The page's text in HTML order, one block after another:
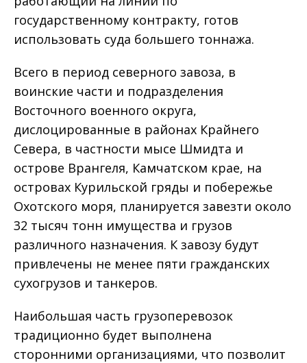
государственному контракту, готов
использовать суда большего тоннажа.
Всего в период северного завоза, в
воинские части и подразделения
Восточного военного округа,
дислоцированные в районах Крайнего
Севера, в частности мысе Шмидта и
острове Врангеля, Камчатском крае, на
островах Курильской гряды и побережье
Охотского моря, планируется завезти около
32 тысяч тонн имущества и грузов
различного назначения. К завозу будут
привлечены не менее пяти гражданских
сухогрузов и танкеров.
Наибольшая часть грузоперевозок
традиционно будет выполнена
сторонними организациями, что позволит